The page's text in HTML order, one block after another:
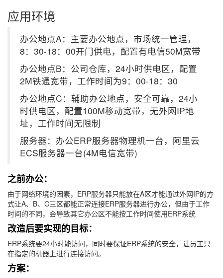
应用环境
办公地点A：主要办公地点，市场统一管理，
8：30-18：00开门供电，配置有电信50M宽带
办公地点B：公司仓库，24小时供电区，配置
2M铁通宽带，工作时间为9：00-18：30
办公地点C：辅助办公地点，安全可靠，24小
时供电区，配置100M移动宽带，无外网IP地
址，工作时间无限制
服务器：办公ERP服务器物理机一台，阿里云
ECS服务器一台(4M电信宽带)
之前办公：
由于网络环境的因素，ERP服务器只能放在A区才能通过外网IP的方
式让A、B、C三区都能正常连接ERP服务器进行办公，但由于工作
时间的不同，会导致其它办公区不能按工作时间使用ERP系统
改造后要实现的目标：
ERP系统要24小时能访问，同时要保证ERP系统的安全，让员工只
在指定的机器上进行连接访问。
方案：